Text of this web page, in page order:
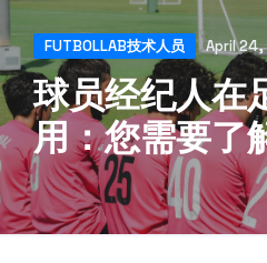
FUTBOLLAB技术人员 April
球员经纪人在
用：您需要了